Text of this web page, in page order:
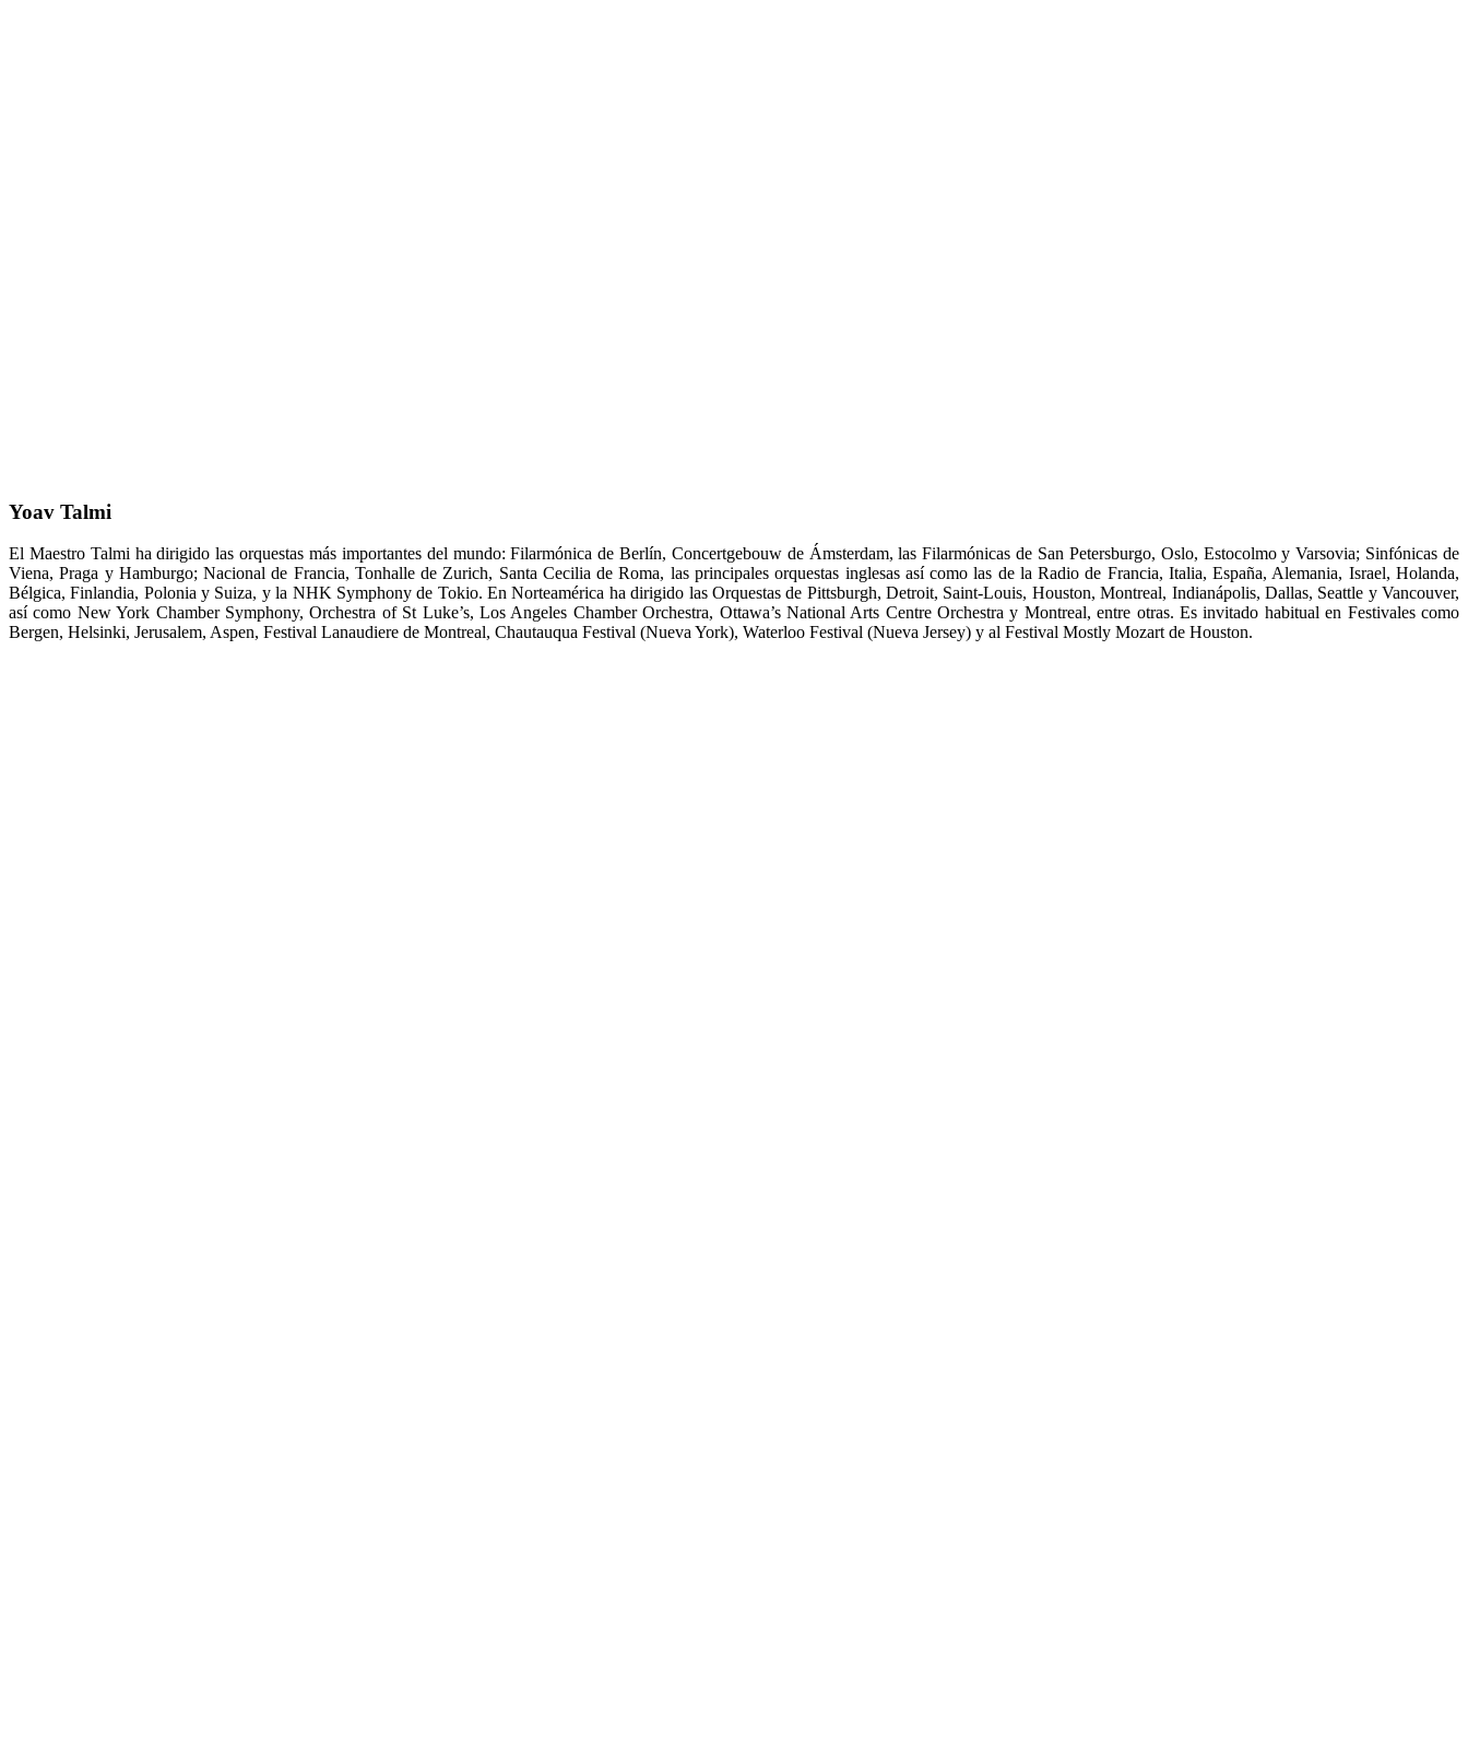
Yoav Talmi
El Maestro Talmi ha dirigido las orquestas más importantes del mundo: Filarmónica de Berlín, Concertgebouw de Ámsterdam, las Filarmónicas de San Petersburgo, Oslo, Estocolmo y Varsovia; Sinfónicas de
Viena, Praga y Hamburgo; Nacional de Francia, Tonhalle de Zurich, Santa Cecilia de Roma, las principales orquestas inglesas así como las de la Radio de Francia, Italia, España, Alemania, Israel, Holanda,
Bélgica, Finlandia, Polonia y Suiza, y la NHK Symphony de Tokio. En Norteamérica ha dirigido las Orquestas de Pittsburgh, Detroit, Saint-Louis, Houston, Montreal, Indianápolis, Dallas, Seattle y Vancouver,
así como New York Chamber Symphony, Orchestra of St Luke’s, Los Angeles Chamber Orchestra, Ottawa’s National Arts Centre Orchestra y Montreal, entre otras. Es invitado habitual en Festivales como
Bergen, Helsinki, Jerusalem, Aspen, Festival Lanaudiere de Montreal, Chautauqua Festival (Nueva York), Waterloo Festival (Nueva Jersey) y al Festival Mostly Mozart de Houston.